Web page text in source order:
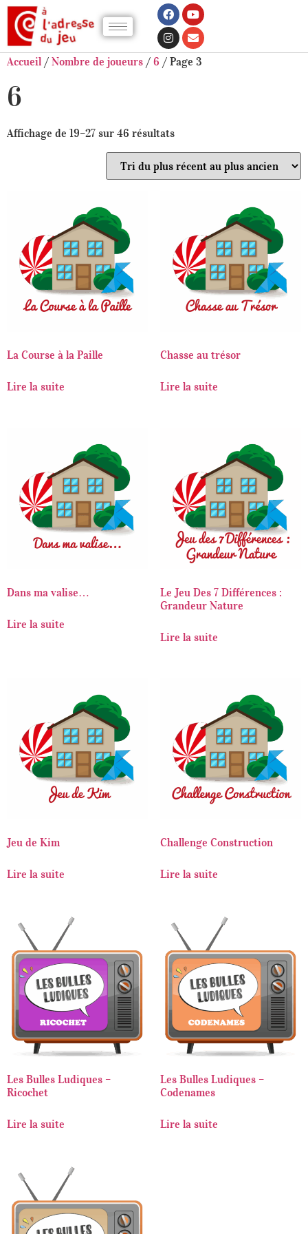
Accueil / Nombre de joueurs / 6 / Page 3
6
Affichage de 19–27 sur 46 résultats
La Course à la Paille
Lire la suite
Chasse au trésor
Lire la suite
Dans ma valise…
Lire la suite
Le Jeu Des 7 Différences :
Grandeur Nature
Lire la suite
Jeu de Kim
Lire la suite
Challenge Construction
Lire la suite
Les Bulles Ludiques –
Ricochet
Lire la suite
Les Bulles Ludiques –
Codenames
Lire la suite